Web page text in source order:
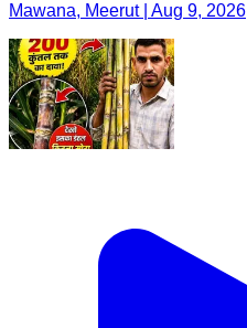
Mawana, Meerut | Aug 9, 2026